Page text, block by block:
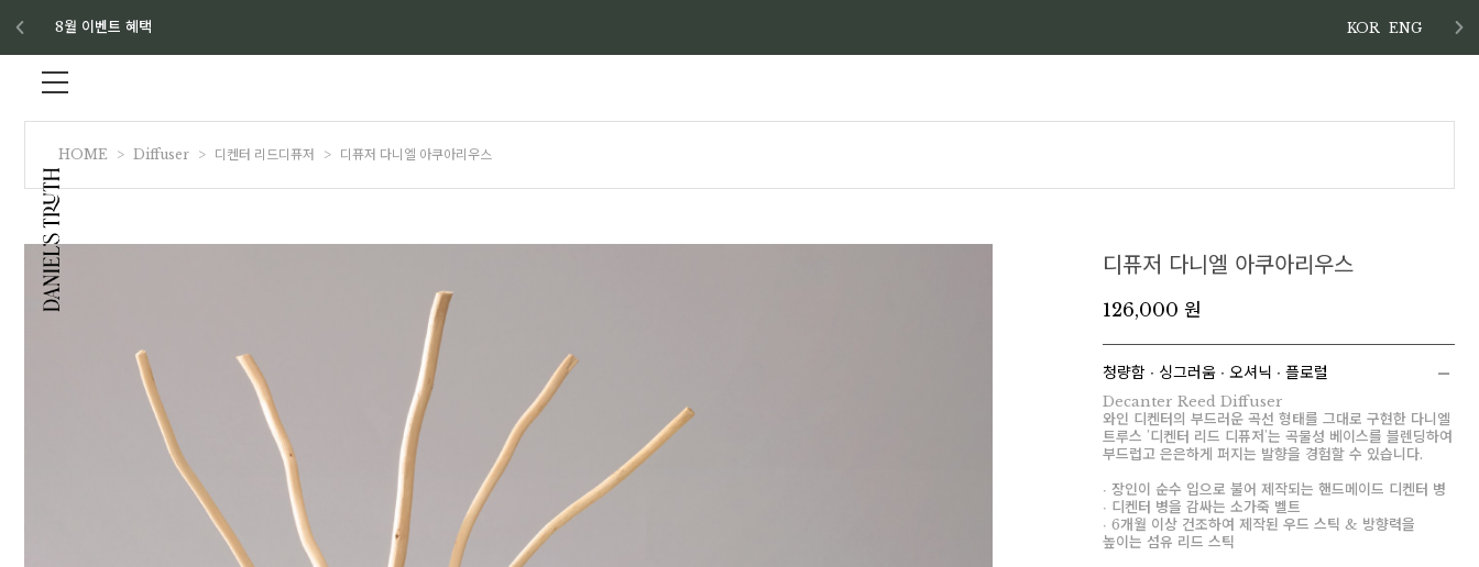
8월 이벤트 혜택 KOR ENG
HOME > Diffuser > 디켄터 리드디퓨저 > 디퓨저 다니엘 아쿠아리우스
디퓨저 다니엘 아쿠아리우스
126,000 원
청량함 ∙ 싱그러움 ∙ 오셔닉 ∙ 플로럴
Decanter Reed Diffuser
와인 디켄터의 부드러운 곡선 형태를 그대로 구현한 다니엘
트루스 '디켄터 리드 디퓨저'는 곡물성 베이스를 블렌딩하여
부드럽고 은은하게 퍼지는 발향을 경험할 수 있습니다.
∙ 장인이 순수 입으로 불어 제작되는 핸드메이드 디켄터 병
∙ 디켄터 병을 감싸는 소가죽 벨트
∙ 6개월 이상 건조하여 제작된 우드 스틱 & 방향력을
높이는 섬유 리드 스틱